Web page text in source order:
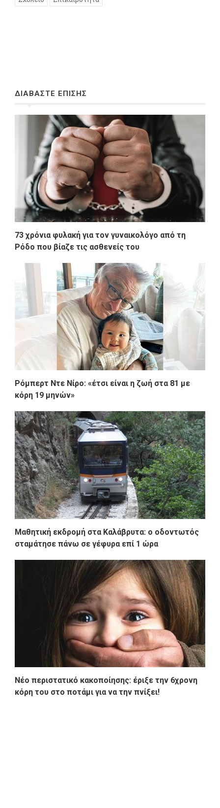
ΔΙΑΒΑΣΤΕ ΕΠΙΣΗΣ
73 χρόνια φυλακή για τον γυναικολόγο από τη
Ρόδο που βίαζε τις ασθενείς του
Ρόμπερτ Ντε Νίρο: «έτσι είναι η ζωή στα 81 με
κόρη 19 μηνών»
Μαθητική εκδρομή στα Καλάβρυτα: ο οδοντωτός
σταμάτησε πάνω σε γέφυρα επί 1 ώρα
Νέο περιστατικό κακοποίησης: έριξε την 6χρονη
κόρη του στο ποτάμι για να την πνίξει!